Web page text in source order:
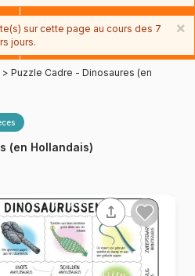
Paiement en 4x sans frais
avec Paypal
> Puzzle Cadre - Dinosaures (en
(en Hollandais)
×
sur cette page au cours des 7
jours.